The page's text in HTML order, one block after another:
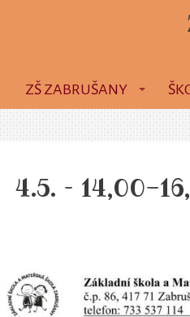
ZŠ ZABRUŠANY
4.5. – 14,00-